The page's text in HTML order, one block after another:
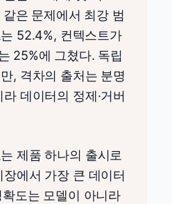
은 문제에서 최강 범
52.4%, 컨텍스트가
25%에 그쳤다. 독립
, 격차의 출처는 분명
데이터의 정제·거버
제품 하나의 출시로
에서 가장 큰 데이터
도는 모델이 아니라